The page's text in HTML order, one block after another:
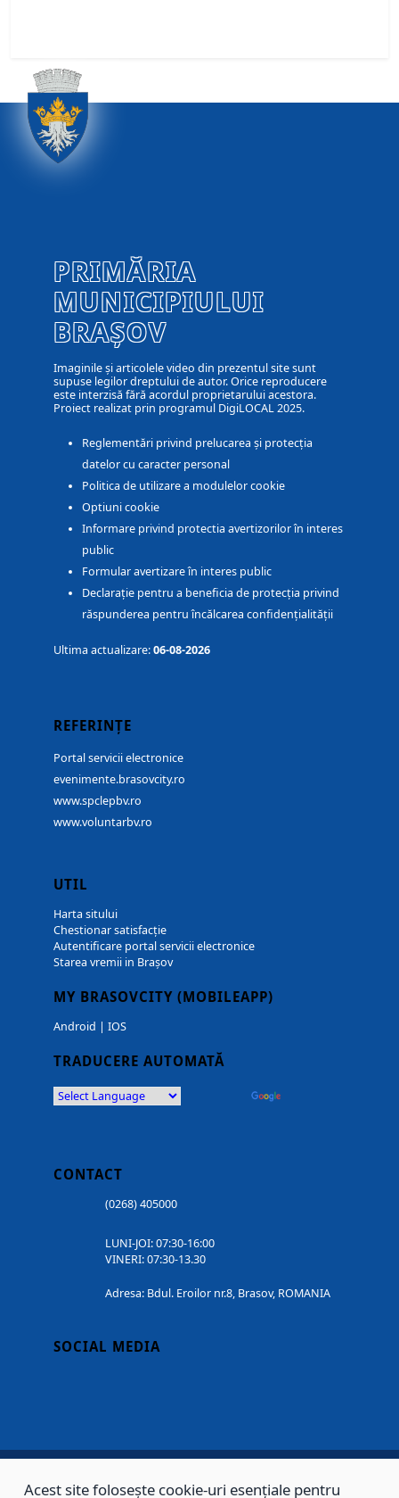
PRIMĂRIA
MUNICIPIULUI
BRAȘOV
Imaginile și articolele video din prezentul site sunt
supuse legilor dreptului de autor. Orice reproducere
este interzisă fără acordul proprietarului acestora.
Proiect realizat prin programul DigiLOCAL 2025.
Reglementări privind prelucarea și protecția
datelor cu caracter personal
Politica de utilizare a modulelor cookie
Optiuni cookie
Informare privind protectia avertizorilor în interes
public
Formular avertizare în interes public
Declarație pentru a beneficia de protecția privind
răspunderea pentru încălcarea confidențialității
Ultima actualizare:06-08-2026
REFERINȚE
Portal servicii electronice
evenimente.brasovcity.ro
www.spclepbv.ro
www.voluntarbv.ro
UTIL
Harta sitului
Chestionar satisfacție
Autentificare portal servicii electronice
Starea vremii in Brașov
MY BRASOVCITY (MOBILEAPP)
Android | IOS
TRADUCERE AUTOMATĂ
CONTACT
(0268) 405000
LUNI-JOI: 07:30-16:00
VINERI: 07:30-13.30
Adresa: Bdul. Eroilor nr.8, Brasov, ROMANIA
SOCIAL MEDIA
Acest site folosește cookie-uri esențiale pentru